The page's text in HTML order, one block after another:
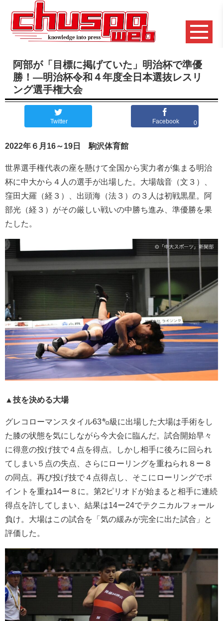
阿部が「目標に掲げていた」明治杯で準優
勝！―明治杯令和４年度全日本選抜レスリ
ング選手権大会
Twitter Facebook 0
2022年６月16～19日 駒沢体育館
世界選手権代表の座を懸けて全国から実力者が集まる明治
杯に中大から４人の選手が出場した。大場哉音（文３）、
窪田大羅（経３）、出頭海（法３）の３人は初戦黒星。阿
部光（経３）がその厳しい戦いの中勝ち進み、準優勝を果
たした。
▲技を決める大場
グレコローマンスタイル63㌔級に出場した大場は手術をし
た膝の状態を気にしながら今大会に臨んだ。試合開始早々
に得意の投げ技で４点を得点。しかし相手に後ろに回られ
てしまい５点の失点、さらにローリングを重ねられ８ー８
の同点。再び投げ技で４点得点し、そこにローリングでポ
イントを重ね14ー８に。第2ピリオドが始まると相手に連続
得点を許してしまい、結果は14ー24でテクニカルフォール
負け。大場はこの試合を「気の緩みが完全に出た試合」と
評価した。